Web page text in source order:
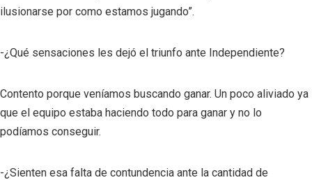
ilusionarse por como estamos jugando”.
-¿Qué sensaciones les dejó el triunfo ante Independiente?
Contento porque veníamos buscando ganar. Un poco aliviado ya
que el equipo estaba haciendo todo para ganar y no lo
podíamos conseguir.
-¿Sienten esa falta de contundencia ante la cantidad de